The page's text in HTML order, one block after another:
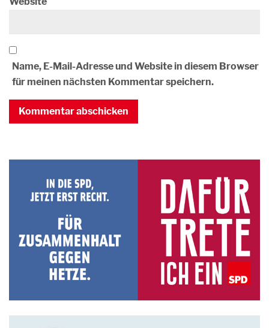
Name, E-Mail-Adresse und Website in diesem Browser
für meinen nächsten Kommentar speichern.